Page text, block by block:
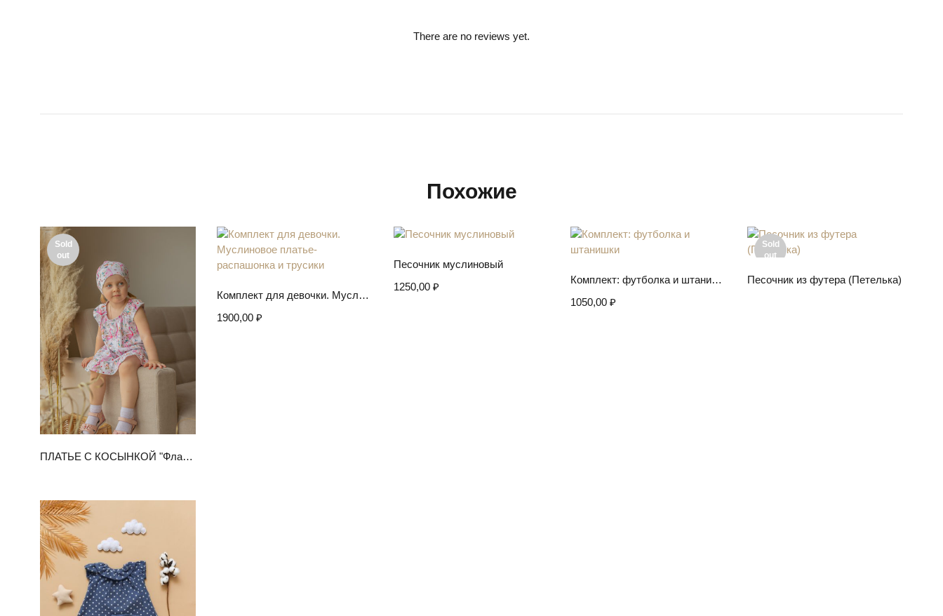
There are no reviews yet.
Похожие
Sold
out
ПЛАТЬЕ С КОСЫНКОЙ "Фламинго"
Комплект для девочки. Муслиновое платье-распашонка и трусики
1900,00 ₽
Песочник муслиновый
1250,00 ₽
Комплект: футболка и штанишки
1050,00 ₽
Sold
out
Песочник из футера (Петелька)